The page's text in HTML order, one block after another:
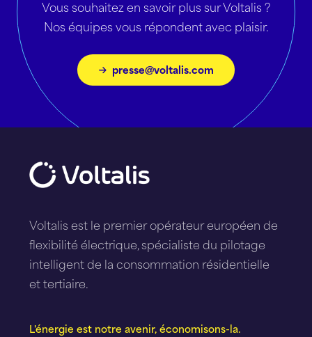
Vous souhaitez en savoir plus sur Voltalis ?
Nos équipes vous répondent avec plaisir.
presse@voltalis.com
Voltalis est le premier opérateur européen de
flexibilité électrique, spécialiste du pilotage
intelligent de la consommation résidentielle
et tertiaire.
L'énergie est notre avenir, économisons-la.